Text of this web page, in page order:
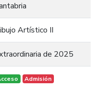
Artístico II
de 2025
Admisión